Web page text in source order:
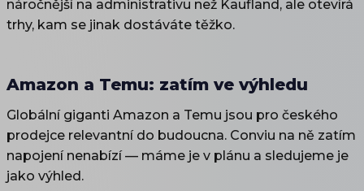
náročnější na administrativu než Kaufland, ale otevírá
trhy, kam se jinak dostáváte těžko.
Amazon a Temu: zatím ve výhledu
Globální giganti Amazon a Temu jsou pro českého
prodejce relevantní do budoucna. Conviu na ně zatím
napojení nenabízí — máme je v plánu a sledujeme je
jako výhled.